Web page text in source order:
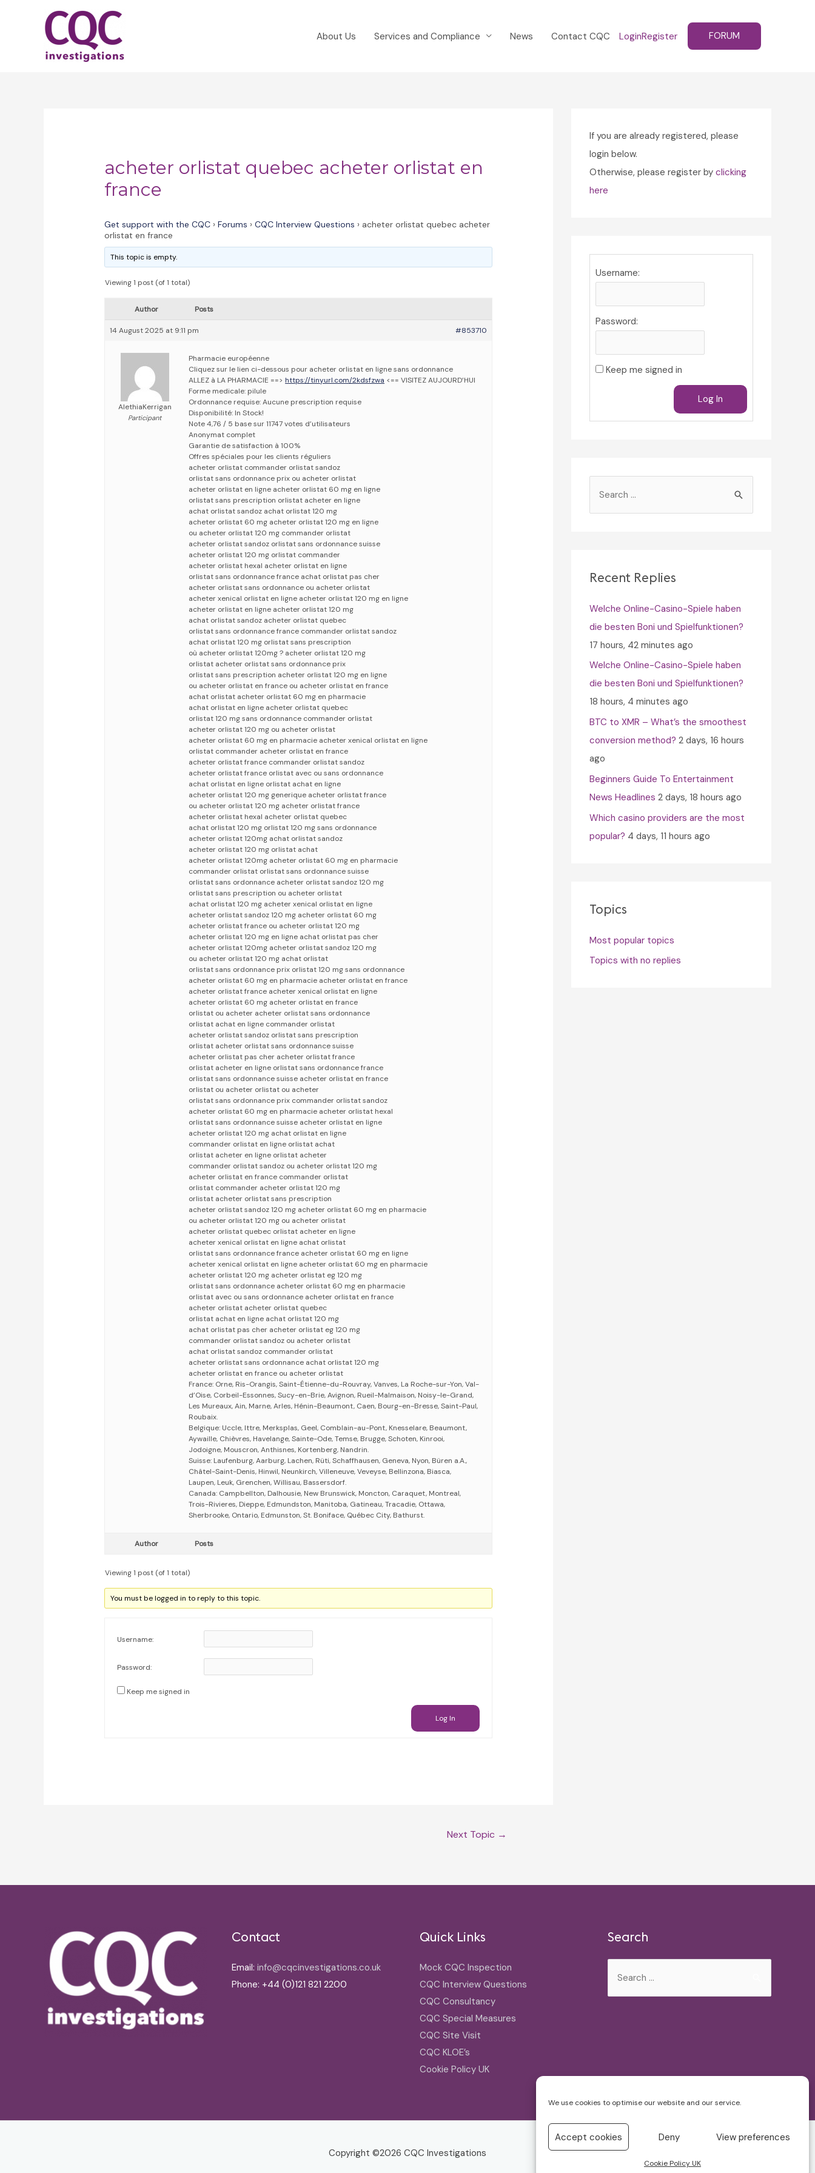
We use cookies to optimise our website and our service.
Accept cookies Deny View preferences
Cookie Policy UK
About Us Services and Compliance News Contact CQC LoginRegister FORUM
acheter orlistat quebec acheter orlistat en
france
Get support with the CQC › Forums › CQC Interview Questions › acheter orlistat quebec acheter
orlistat en france
This topic is empty.
Viewing 1 post (of 1 total)
Author Posts
14 August 2025 at 9:11 pm #853710
AlethiaKerrigan
Participant
Pharmacie européenne
Cliquez sur le lien ci-dessous pour acheter orlistat en ligne sans ordonnance
ALLEZ à LA PHARMACIE ==>https://tinyurl.com/2kdsfzwa <== VISITEZ AUJOURD’HUI
Forme medicale: pilule
Ordonnance requise: Aucune prescription requise
Disponibilité: In Stock!
Note 4,76 / 5 base sur 11747 votes d’utilisateurs
Anonymat complet
Garantie de satisfaction à 100%
Offres spéciales pour les clients réguliers
acheter orlistat commander orlistat sandoz
orlistat sans ordonnance prix ou acheter orlistat
acheter orlistat en ligne acheter orlistat 60 mg en ligne
orlistat sans prescription orlistat acheter en ligne
achat orlistat sandoz achat orlistat 120 mg
acheter orlistat 60 mg acheter orlistat 120 mg en ligne
ou acheter orlistat 120 mg commander orlistat
acheter orlistat sandoz orlistat sans ordonnance suisse
acheter orlistat 120 mg orlistat commander
acheter orlistat hexal acheter orlistat en ligne
orlistat sans ordonnance france achat orlistat pas cher
acheter orlistat sans ordonnance ou acheter orlistat
acheter xenical orlistat en ligne acheter orlistat 120 mg en ligne
acheter orlistat en ligne acheter orlistat 120 mg
achat orlistat sandoz acheter orlistat quebec
orlistat sans ordonnance france commander orlistat sandoz
achat orlistat 120 mg orlistat sans prescription
où acheter orlistat 120mg ? acheter orlistat 120 mg
orlistat acheter orlistat sans ordonnance prix
orlistat sans prescription acheter orlistat 120 mg en ligne
ou acheter orlistat en france ou acheter orlistat en france
achat orlistat acheter orlistat 60 mg en pharmacie
achat orlistat en ligne acheter orlistat quebec
orlistat 120 mg sans ordonnance commander orlistat
acheter orlistat 120 mg ou acheter orlistat
acheter orlistat 60 mg en pharmacie acheter xenical orlistat en ligne
orlistat commander acheter orlistat en france
acheter orlistat france commander orlistat sandoz
acheter orlistat france orlistat avec ou sans ordonnance
achat orlistat en ligne orlistat achat en ligne
acheter orlistat 120 mg generique acheter orlistat france
ou acheter orlistat 120 mg acheter orlistat france
acheter orlistat hexal acheter orlistat quebec
achat orlistat 120 mg orlistat 120 mg sans ordonnance
acheter orlistat 120mg achat orlistat sandoz
acheter orlistat 120 mg orlistat achat
acheter orlistat 120mg acheter orlistat 60 mg en pharmacie
commander orlistat orlistat sans ordonnance suisse
orlistat sans ordonnance acheter orlistat sandoz 120 mg
orlistat sans prescription ou acheter orlistat
achat orlistat 120 mg acheter xenical orlistat en ligne
acheter orlistat sandoz 120 mg acheter orlistat 60 mg
acheter orlistat france ou acheter orlistat 120 mg
acheter orlistat 120 mg en ligne achat orlistat pas cher
acheter orlistat 120mg acheter orlistat sandoz 120 mg
ou acheter orlistat 120 mg achat orlistat
orlistat sans ordonnance prix orlistat 120 mg sans ordonnance
acheter orlistat 60 mg en pharmacie acheter orlistat en france
acheter orlistat france acheter xenical orlistat en ligne
acheter orlistat 60 mg acheter orlistat en france
orlistat ou acheter acheter orlistat sans ordonnance
orlistat achat en ligne commander orlistat
acheter orlistat sandoz orlistat sans prescription
orlistat acheter orlistat sans ordonnance suisse
acheter orlistat pas cher acheter orlistat france
orlistat acheter en ligne orlistat sans ordonnance france
orlistat sans ordonnance suisse acheter orlistat en france
orlistat ou acheter orlistat ou acheter
orlistat sans ordonnance prix commander orlistat sandoz
acheter orlistat 60 mg en pharmacie acheter orlistat hexal
orlistat sans ordonnance suisse acheter orlistat en ligne
acheter orlistat 120 mg achat orlistat en ligne
commander orlistat en ligne orlistat achat
orlistat acheter en ligne orlistat acheter
commander orlistat sandoz ou acheter orlistat 120 mg
acheter orlistat en france commander orlistat
orlistat commander acheter orlistat 120 mg
orlistat acheter orlistat sans prescription
acheter orlistat sandoz 120 mg acheter orlistat 60 mg en pharmacie
ou acheter orlistat 120 mg ou acheter orlistat
acheter orlistat quebec orlistat acheter en ligne
acheter xenical orlistat en ligne achat orlistat
orlistat sans ordonnance france acheter orlistat 60 mg en ligne
acheter xenical orlistat en ligne acheter orlistat 60 mg en pharmacie
acheter orlistat 120 mg acheter orlistat eg 120 mg
orlistat sans ordonnance acheter orlistat 60 mg en pharmacie
orlistat avec ou sans ordonnance acheter orlistat en france
acheter orlistat acheter orlistat quebec
orlistat achat en ligne achat orlistat 120 mg
achat orlistat pas cher acheter orlistat eg 120 mg
commander orlistat sandoz ou acheter orlistat
achat orlistat sandoz commander orlistat
acheter orlistat sans ordonnance achat orlistat 120 mg
acheter orlistat en france ou acheter orlistat
France: Orne, Ris-Orangis, Saint-Étienne-du-Rouvray, Vanves, La Roche-sur-Yon, Val-
d’Oise, Corbeil-Essonnes, Sucy-en-Brie, Avignon, Rueil-Malmaison, Noisy-le-Grand,
Les Mureaux, Ain, Marne, Arles, Hénin-Beaumont, Caen, Bourg-en-Bresse, Saint-Paul,
Roubaix.
Belgique: Uccle, Ittre, Merksplas, Geel, Comblain-au-Pont, Knesselare, Beaumont,
Aywaille, Chièvres, Havelange, Sainte-Ode, Temse, Brugge, Schoten, Kinrooi,
Jodoigne, Mouscron, Anthisnes, Kortenberg, Nandrin.
Suisse: Laufenburg, Aarburg, Lachen, Rüti, Schaffhausen, Geneva, Nyon, Büren a.A.,
Châtel-Saint-Denis, Hinwil, Neunkirch, Villeneuve, Veveyse, Bellinzona, Biasca,
Laupen, Leuk, Grenchen, Willisau, Bassersdorf.
Canada: Campbellton, Dalhousie, New Brunswick, Moncton, Caraquet, Montreal,
Trois-Rivieres, Dieppe, Edmundston, Manitoba, Gatineau, Tracadie, Ottawa,
Sherbrooke, Ontario, Edmunston, St. Boniface, Québec City, Bathurst.
Author Posts
Viewing 1 post (of 1 total)
You must be logged in to reply to this topic.
Username:
Password:
Keep me signed in
Log In
Next Topic →
If you are already registered, please
login below.
Otherwise, please register by clicking
here
Username:
Password:
Keep me signed in
Log In
h
o
r
Recent Replies
Welche Online-Casino-Spiele haben
die besten Boni und Spielfunktionen?
17 hours, 42 minutes ago
Welche Online-Casino-Spiele haben
die besten Boni und Spielfunktionen?
18 hours, 4 minutes ago
BTC to XMR – What’s the smoothest
conversion method? 2 days, 16 hours
ago
Beginners Guide To Entertainment
News Headlines 2 days, 18 hours ago
Which casino providers are the most
popular? 4 days, 11 hours ago
Topics
Most popular topics
Topics with no replies
Contact
Email: info@cqcinvestigations.co.uk
Phone: +44 (0)121 821 2200
Quick Links
Mock CQC Inspection
CQC Interview Questions
CQC Consultancy
CQC Special Measures
CQC Site Visit
CQC KLOE’s
Cookie Policy UK
Search
for:
Copyright ©2026 CQC Investigations